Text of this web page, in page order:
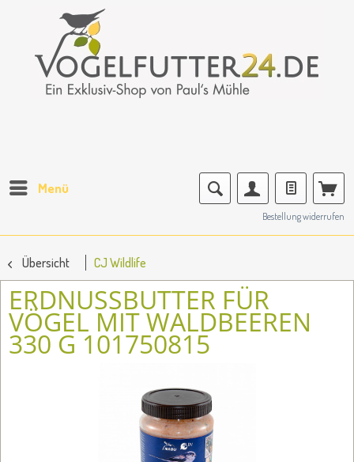
Menü
Bestellung widerrufen
Übersicht CJ Wildlife
ERDNUSSBUTTER FÜR
VÖGEL MIT WALDBEEREN
330 G 101750815